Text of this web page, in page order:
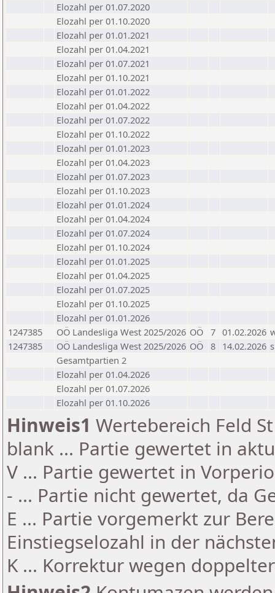
Elozahl per 01.07.2020
Elozahl per 01.10.2020
Elozahl per 01.01.2021
Elozahl per 01.04.2021
Elozahl per 01.07.2021
Elozahl per 01.10.2021
Elozahl per 01.01.2022
Elozahl per 01.04.2022
Elozahl per 01.07.2022
Elozahl per 01.10.2022
Elozahl per 01.01.2023
Elozahl per 01.04.2023
Elozahl per 01.07.2023
Elozahl per 01.10.2023
Elozahl per 01.01.2024
Elozahl per 01.04.2024
Elozahl per 01.07.2024
Elozahl per 01.10.2024
Elozahl per 01.01.2025
Elozahl per 01.04.2025
Elozahl per 01.07.2025
Elozahl per 01.10.2025
Elozahl per 01.01.2026
1247385
OÖ Landesliga West 2025/2026 OÖ 7 01.02.2026
1247385
OÖ Landesliga West 2025/2026 OÖ 8 14.02.2026 s
Gesamtpartien 2
Elozahl per 01.04.2026
Elozahl per 01.07.2026
Elozahl per 01.10.2026
Hinweis1 Wertebereich Feld
blank ... Partie gewertet in
V ... Partie gewertet in
- ... Partie nicht gewertet, da
E ... Partie vorgemerkt zur
Einstiegselozahl in der
K ... Korrektur wegen